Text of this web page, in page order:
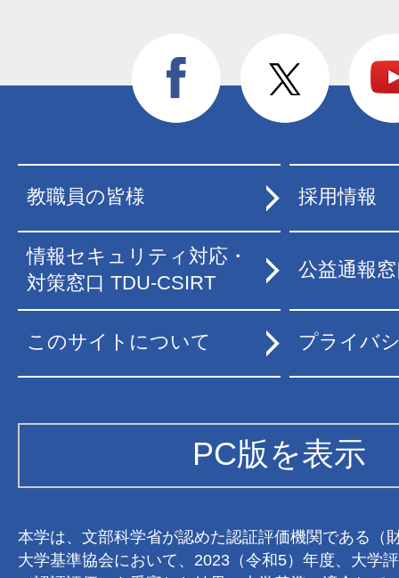
教職員の皆様 採用情報
情報セキュリティ対応・
対策窓口 TDU-CSIRT
公益通報
このサイトについて プライバ
PC版を表示
本学は、文部科学省が認めた認証評価機関である（
大学基準協会において、2023（令和5）年度、大学